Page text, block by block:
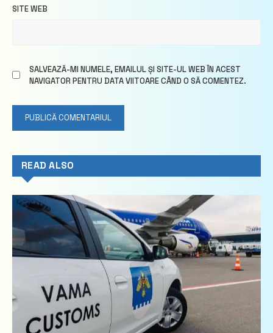
SITE WEB
SALVEAZĂ-MI NUMELE, EMAILUL ȘI SITE-UL WEB ÎN ACEST
NAVIGATOR PENTRU DATA VIITOARE CÂND O SĂ COMENTEZ.
READ ALSO